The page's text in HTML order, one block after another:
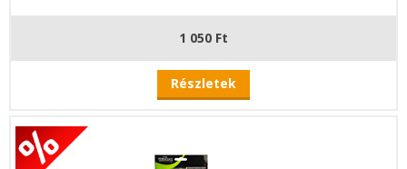
1 050 Ft
Részletek